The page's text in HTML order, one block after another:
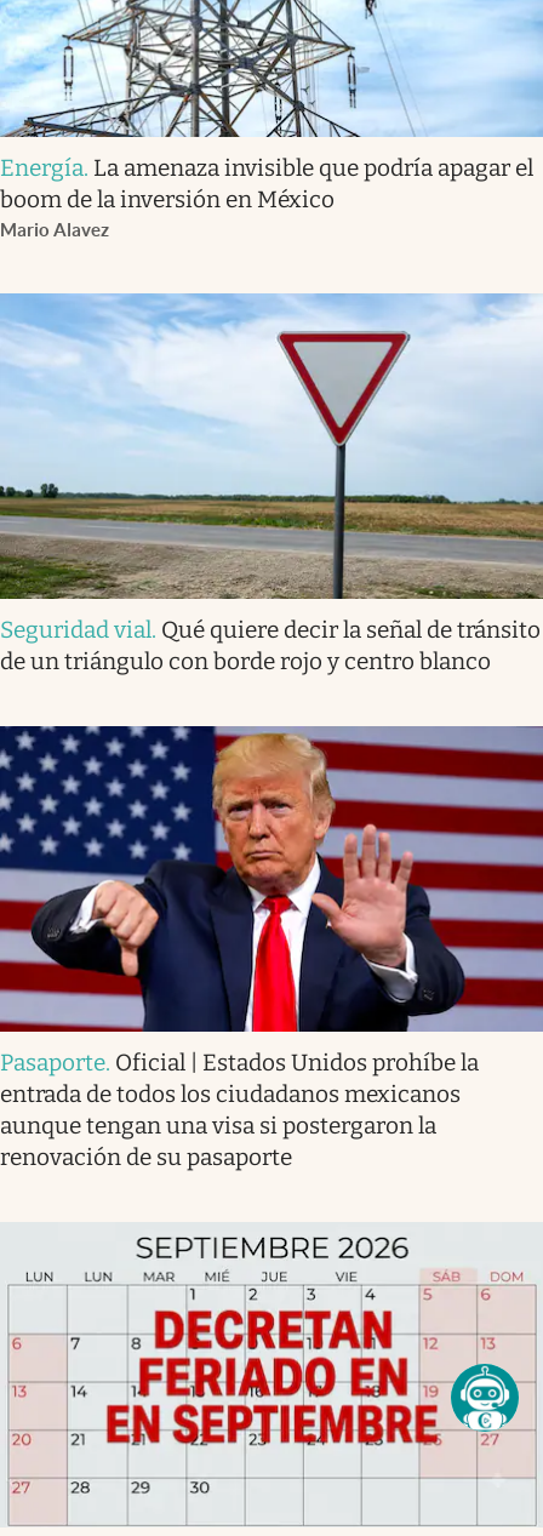
Energía. La amenaza invisible que podría apagar el
boom de la inversión en México
Mario Alavez
Seguridad vial. Qué quiere decir la señal de tránsito
de un triángulo con borde rojo y centro blanco
Pasaporte. Oficial | Estados Unidos prohíbe la
entrada de todos los ciudadanos mexicanos
aunque tengan una visa si postergaron la
renovación de su pasaporte